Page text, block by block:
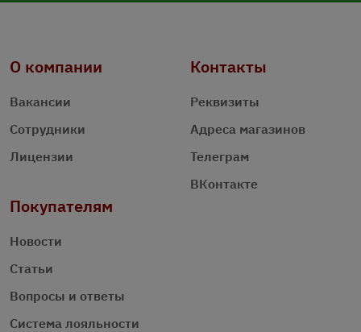
О компании
Вакансии
Сотрудники
Лицензии
Контакты
Реквизиты
Адреса магазинов
Телеграм
ВКонтакте
Покупателям
Новости
Статьи
Вопросы и ответы
Система лояльности